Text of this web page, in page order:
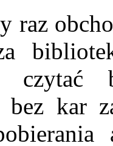
raz
czytać
bez kar